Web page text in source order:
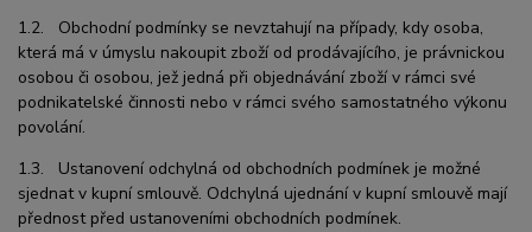
1.2. Obchodní podmínky se nevztahují na případy, kdy osoba,
která má v úmyslu nakoupit zboží od prodávajícího, je právnickou
osobou či osobou, jež jedná při objednávání zboží v rámci své
podnikatelské činnosti nebo v rámci svého samostatného výkonu
povolání.
1.3. Ustanovení odchylná od obchodních podmínek je možné
sjednat v kupní smlouvě. Odchylná ujednání v kupní smlouvě mají
přednost před ustanoveními obchodních podmínek.